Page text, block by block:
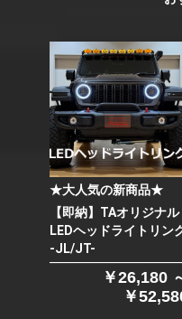
★大人気の新商品★
【即納】TAオリジナル
LEDヘッドライトリン
-JL/JT-
￥26,180
￥